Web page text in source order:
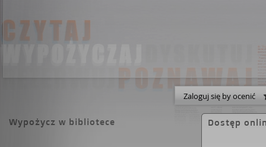
Zaloguj się by ocenić
Wypożycz w bibliotece Dostęp